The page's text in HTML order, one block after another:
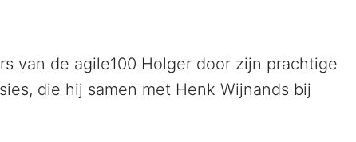
van de agile100 Holger door zijn prachtige
die hij samen met Henk Wijnands bij